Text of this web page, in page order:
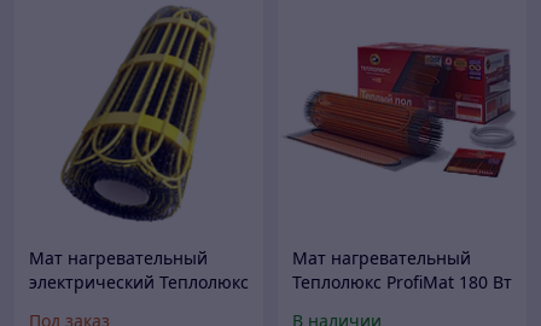
Мат нагревательный
электрический Теплолюкс
Под заказ
Мат нагревательный
Теплолюкс ProfiMat 180 Вт
В наличии